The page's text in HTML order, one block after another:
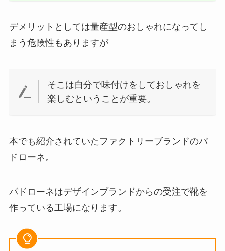
デメリットとしては量産型のおしゃれになってし
まう危険性もありますが
そこは自分で味付けをしておしゃれを
楽しむということが重要。
本でも紹介されていたファクトリーブランドのパ
ドローネ。
パドローネはデザインブランドからの受注で靴を
作っている工場になります。